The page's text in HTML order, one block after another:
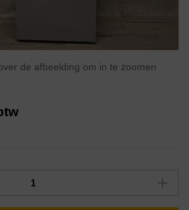
de afbeelding om in te zoomen